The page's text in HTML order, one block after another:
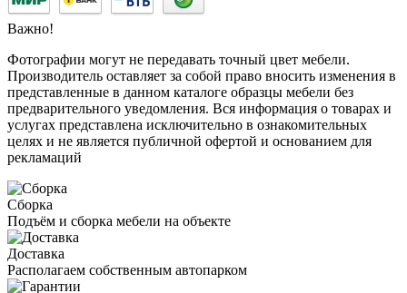
Важно!
Фотографии могут не передавать точный цвет мебели.
Производитель оставляет за собой право вносить изменения в
представленные в данном каталоге образцы мебели без
предварительного уведомления. Вся информация о товарах и
услугах представлена исключительно в ознакомительных
целях и не является публичной офертой и основанием для
рекламаций
Сборка
Подъём и сборка мебели на объекте
Доставка
Располагаем собственным автопарком